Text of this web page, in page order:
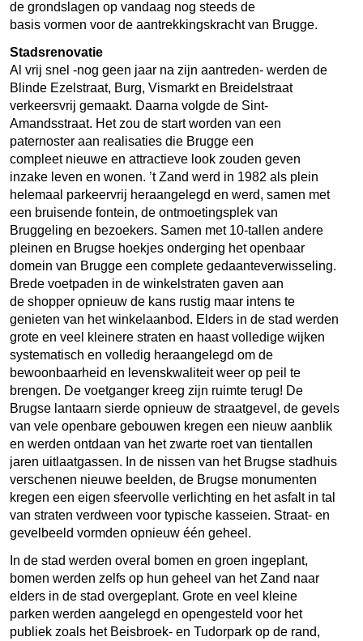
de grondslagen op vandaag nog steeds de
basis vormen voor de aantrekkingskracht van Brugge.
Stadsrenovatie
Al vrij snel -nog geen jaar na zijn aantreden- werden de
Blinde Ezelstraat, Burg, Vismarkt en Breidelstraat
verkeersvrij gemaakt. Daarna volgde de Sint-
Amandsstraat. Het zou de start worden van een
paternoster aan realisaties die Brugge een
compleet nieuwe en attractieve look zouden geven
inzake leven en wonen. ’t Zand werd in 1982 als plein
helemaal parkeervrij heraangelegd en werd, samen met
een bruisende fontein, de ontmoetingsplek van
Bruggeling en bezoekers. Samen met 10-tallen andere
pleinen en Brugse hoekjes onderging het openbaar
domein van Brugge een complete gedaanteverwisseling.
Brede voetpaden in de winkelstraten gaven aan
de shopper opnieuw de kans rustig maar intens te
genieten van het winkelaanbod. Elders in de stad werden
grote en veel kleinere straten en haast volledige wijken
systematisch en volledig heraangelegd om de
bewoonbaarheid en levenskwaliteit weer op peil te
brengen. De voetganger kreeg zijn ruimte terug! De
Brugse lantaarn sierde opnieuw de straatgevel, de gevels
van vele openbare gebouwen kregen een nieuw aanblik
en werden ontdaan van het zwarte roet van tientallen
jaren uitlaatgassen. In de nissen van het Brugse stadhuis
verschenen nieuwe beelden, de Brugse monumenten
kregen een eigen sfeervolle verlichting en het asfalt in tal
van straten verdween voor typische kasseien. Straat- en
gevelbeeld vormden opnieuw één geheel.
In de stad werden overal bomen en groen ingeplant,
bomen werden zelfs op hun geheel van het Zand naar
elders in de stad overgeplant. Grote en veel kleine
parken werden aangelegd en opengesteld voor het
publiek zoals het Beisbroek- en Tudorpark op de rand,